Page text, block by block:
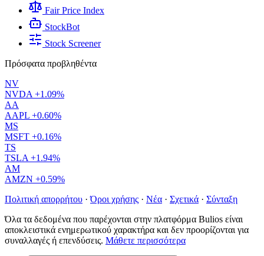
Fair Price Index
StockBot
Stock Screener
Πρόσφατα προβληθέντα
NV
NVDA +1.09%
AA
AAPL +0.60%
MS
MSFT +0.16%
TS
TSLA +1.94%
AM
AMZN +0.59%
Πολιτική απορρήτου · Όροι χρήσης · Νέα · Σχετικά · Σύνταξη
Όλα τα δεδομένα που παρέχονται στην πλατφόρμα Bulios είναι
αποκλειστικά ενημερωτικού χαρακτήρα και δεν προορίζονται για
συναλλαγές ή επενδύσεις. Μάθετε περισσότερα